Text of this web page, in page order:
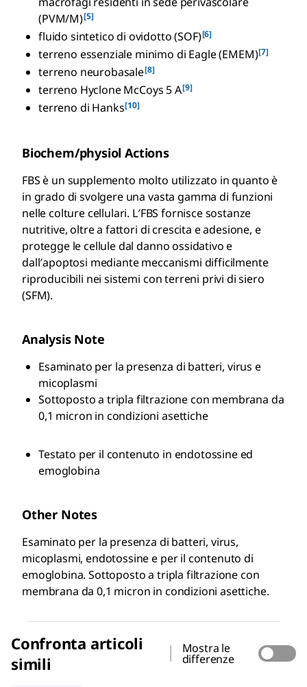
(PVM/M)[5]
fluido sintetico di ovidotto (SOF)[6]
terreno essenziale minimo di Eagle (EMEM)[7]
terreno neurobasale[8]
terreno Hyclone McCoys 5 A[9]
terreno di Hanks[10]
Biochem/physiol Actions
FBS è un supplemento molto utilizzato in quanto è
in grado di svolgere una vasta gamma di funzioni
nelle colture cellulari. L′FBS fornisce sostanze
nutritive, oltre a fattori di crescita e adesione, e
protegge le cellule dal danno ossidativo e
dall′apoptosi mediante meccanismi difficilmente
riproducibili nei sistemi con terreni privi di siero
(SFM).
Analysis Note
Esaminato per la presenza di batteri, virus e
micoplasmi
Sottoposto a tripla filtrazione con membrana da
0,1 micron in condizioni asettiche
Testato per il contenuto in endotossine ed
emoglobina
Other Notes
Esaminato per la presenza di batteri, virus,
micoplasmi, endotossine e per il contenuto di
emoglobina. Sottoposto a tripla filtrazione con
membrana da 0,1 micron in condizioni asettiche.
Confronta articoli
simili
Mostra le
differenze